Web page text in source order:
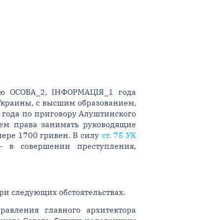
ОСОБА_2, ІНФОРМАЦІЯ_1 года
с высшим образованием,
по приговору Алуштинского
права занимать руководящие
1700 гривен. В силу ст. 75 УК
совершении преступления,
следующих обстоятельствах.
главного архитектора